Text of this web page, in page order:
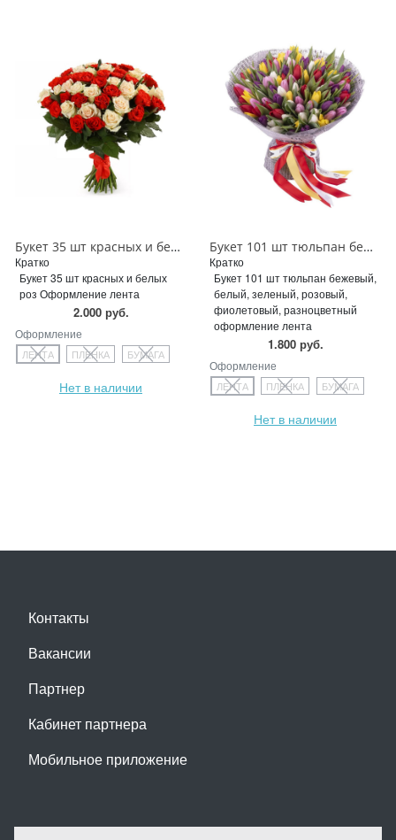
Букет 35 шт красных и белых роз
Кратко
Букет 35 шт красных и белых
роз Оформление лента
2.000 руб.
Оформление
ЛЕНТА ПЛЕНКА БУМАГА
Нет в наличии
Букет 101 шт тюльпан бежевый, белый, зеленый, розовый, фиолетовый, разноцветный
Кратко
Букет 101 шт тюльпан бежевый,
белый, зеленый, розовый,
фиолетовый, разноцветный
оформление лента
1.800 руб.
Оформление
ЛЕНТА ПЛЕНКА БУМАГА
Нет в наличии
Контакты
Вакансии
Партнер
Кабинет партнера
Мобильное приложение